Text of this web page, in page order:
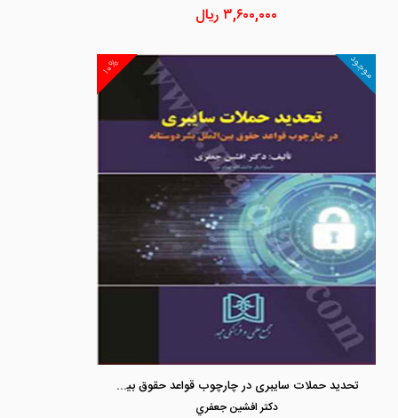
۳,۶۰۰,۰۰۰ریال
۱۰% موجود
تحدید حملات سایبری در چارچوب قواعد حقوق بین الملل بشر دوستانه
دكتر افشين جعفري